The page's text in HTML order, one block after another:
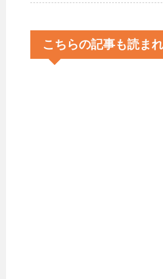
こちらの記事も読ま